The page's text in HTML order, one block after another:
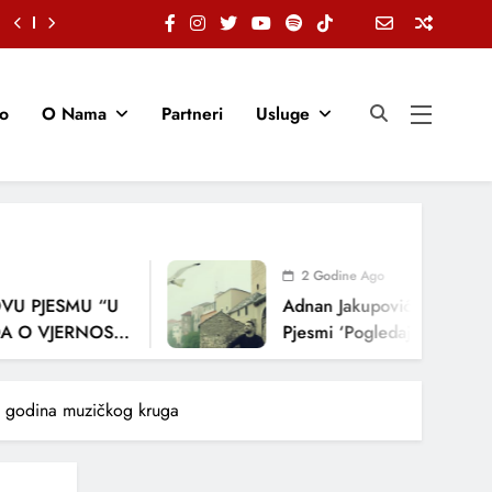
O Nama Partneri Usluge
“U
2 Godine Ago
Adnan Jakupović Donosi
Pjesmi ‘Pogledaj Me’
muzičkog kruga